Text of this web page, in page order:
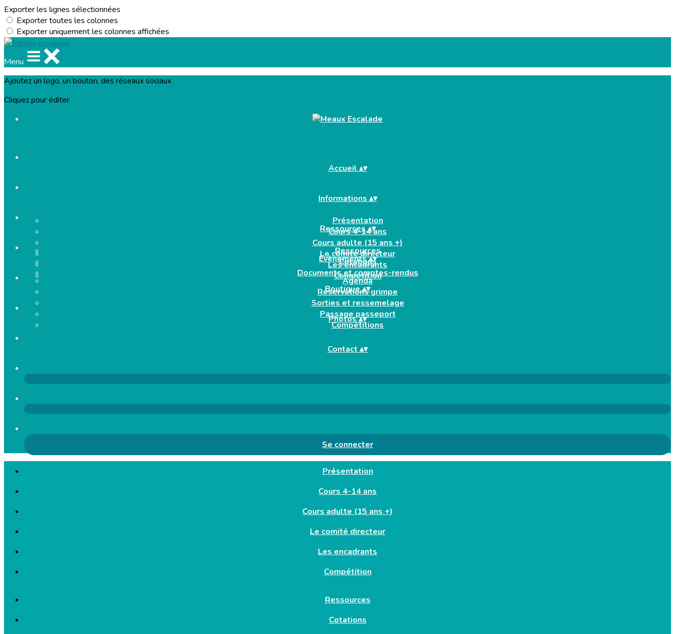
Exporter les lignes sélectionnées
Exporter toutes les colonnes
Exporter uniquement les colonnes affichées
Menu
Ajoutez un logo, un bouton, des réseaux sociaux
Cliquez pour éditer
Accueil ▴▾
Informations ▴▾
Présentation
Cours 4-14 ans
Cours adulte (15 ans +)
Le comité directeur
Les encadrants
Compétition
Ressources▴▾
Ressources
Cotations
Documents et comptes-rendus
Evènements▴▾
Agenda
Réservations grimpe
Sorties et ressemelage
Passage passeport
Compétitions
Boutique▴▾
Photos▴▾
Contact ▴▾
Se connecter
Présentation
Cours 4-14 ans
Cours adulte (15 ans +)
Le comité directeur
Les encadrants
Compétition
Ressources
Cotations